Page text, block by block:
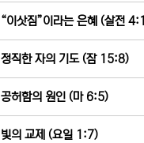
“이삿짐”이라는 은혜 (살전
정직한 자의 기도 (잠 15:8)
공허함의 원인 (마 6:5)
빛의 교제 (요일 1:7)